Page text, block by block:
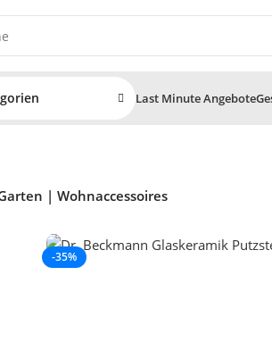
Last Minute Angebote
| Wohnaccessoires
-35%